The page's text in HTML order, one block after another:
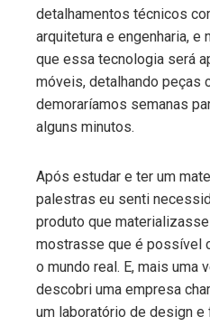
detalhamentos técnicos
arquitetura e engenharia, e
que essa tecnologia será
móveis, detalhando peças
demoraríamos semanas
alguns minutos.
Após estudar e ter um
palestras eu senti
produto que
mostrasse que é possível
o mundo real. E, mais uma
descobri uma empresa
um laboratório de design e